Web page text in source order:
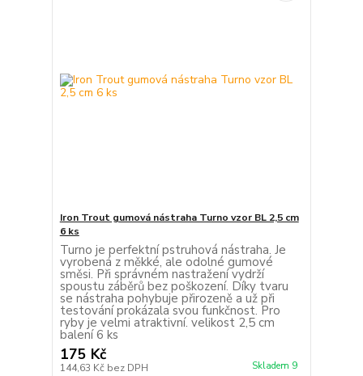
Iron Trout gumová nástraha Turno vzor BL 2,5 cm
6 ks
Turno je perfektní pstruhová nástraha. Je
vyrobená z měkké, ale odolné gumové
směsi. Při správném nastražení vydrží
spoustu záběrů bez poškození. Díky tvaru
se nástraha pohybuje přirozeně a už při
testování prokázala svou funkčnost. Pro
ryby je velmi atraktivní. velikost 2,5 cm
balení 6 ks
175 Kč
144,63 Kč bez DPH Skladem 9